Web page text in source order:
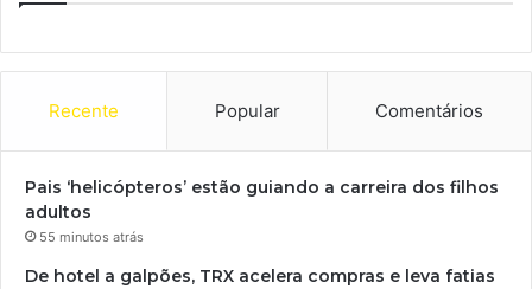
Recente Popular Comentários
Pais ‘helicópteros’ estão guiando a carreira dos filhos
adultos
55 minutos atrás
De hotel a galpões, TRX acelera compras e leva fatias